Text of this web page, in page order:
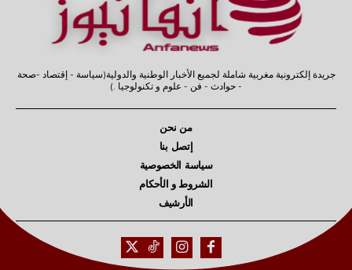
جريدة إلكترونية مغربية شاملة لجميع الأخبار الوطنية والدولية(سياسة - إقتصاد -صحة
- حوادث - فن - علوم و تكنولوجيا .)
من نحن
إتصل بنا
سياسة الخصوصية
الشروط و الأحكام
الأرشيف